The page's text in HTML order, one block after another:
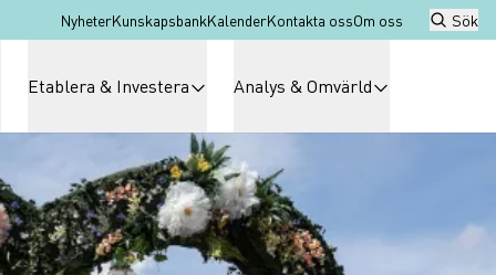
NyheterKunskapsbankKalenderKontakta ossOm oss Sök
Etablera & Investera Analys & Omvärld